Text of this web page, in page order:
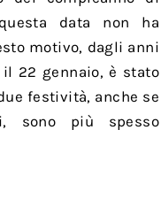
data non ha
motivo, dagli anni
22 gennaio, è stato
festività, anche se
sono più spesso